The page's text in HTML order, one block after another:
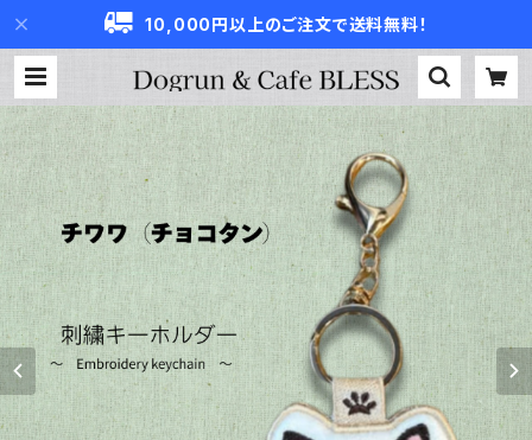
10,000円以上のご注文で送料無料！